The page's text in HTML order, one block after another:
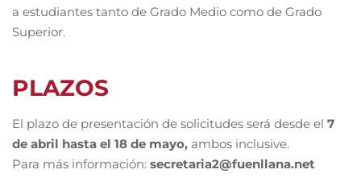
a estudiantes tanto de Grado Medio como de Grado
Superior.
PLAZOS
El plazo de presentación de solicitudes será desde el 7
de abril hasta el 18 de mayo, ambos inclusive.
Para más información: secretaria2@fuenllana.net